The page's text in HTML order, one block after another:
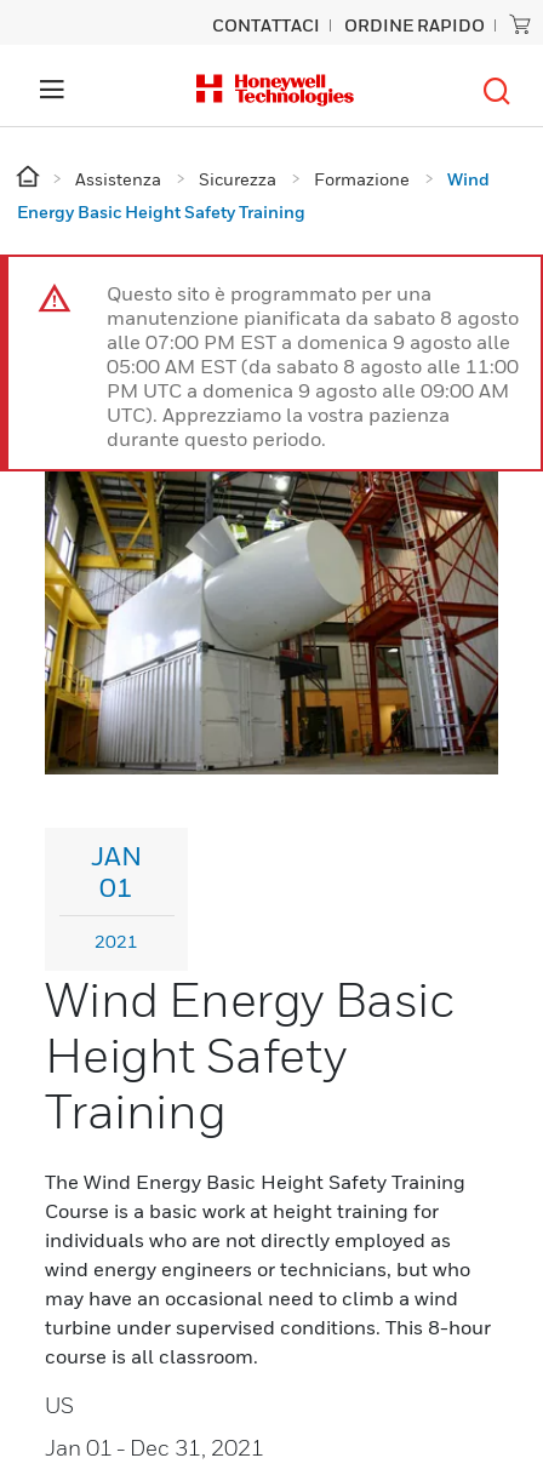
CONTATTACI ORDINE RAPIDO
Assistenza Sicurezza Formazione
Wind
Energy Basic Height Safety Training
Questo sito è programmato per una
manutenzione pianificata da sabato 8 agosto
alle 07:00 PM EST a domenica 9 agosto alle
05:00 AM EST (da sabato 8 agosto alle 11:00
PM UTC a domenica 9 agosto alle 09:00 AM
UTC). Apprezziamo la vostra pazienza
durante questo periodo.
JAN
01
2021
Wind Energy Basic
Height Safety
Training
The Wind Energy Basic Height Safety Training
Course is a basic work at height training for
individuals who are not directly employed as
wind energy engineers or technicians, but who
may have an occasional need to climb a wind
turbine under supervised conditions. This 8-hour
course is all classroom.
US
Jan 01 - Dec 31, 2021